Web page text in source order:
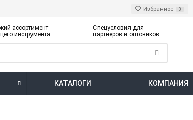
Избранное 0
ассортимент
инструмента
Спецусловия для
партнеров и оптовиков
КАТАЛОГИ КОМПАНИЯ